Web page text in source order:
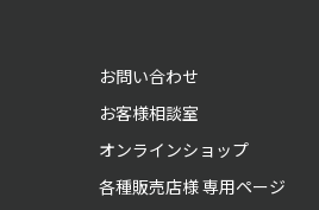
お問い合わせ
お客様相談室
オンラインショップ
各種販売店様 専用ページ